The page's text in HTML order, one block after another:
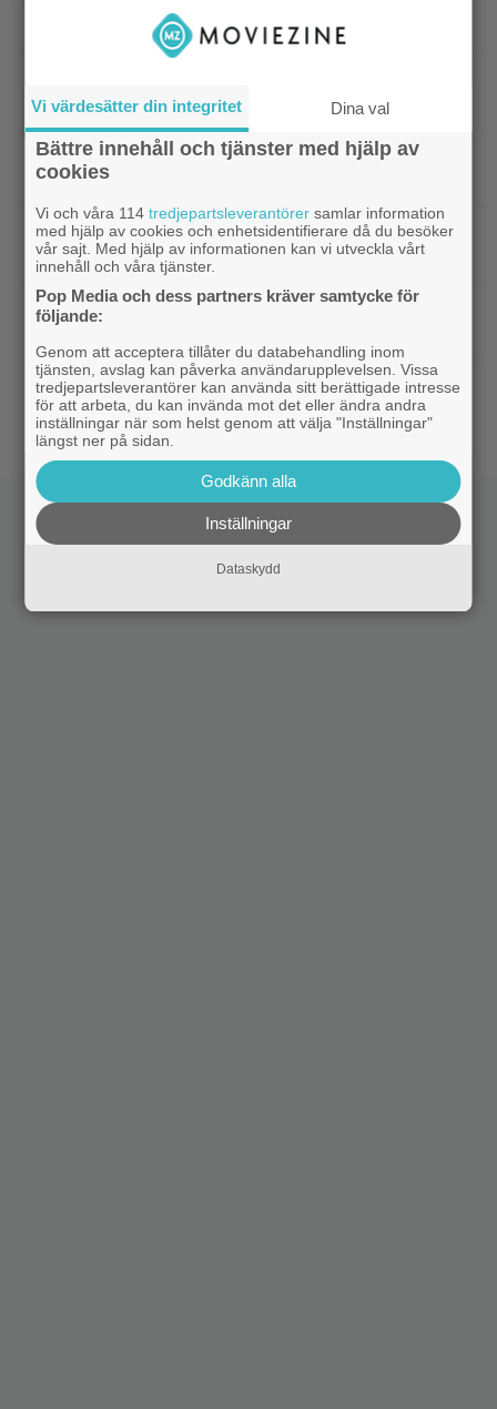
Bergqvists mest sågade film
TV-tips|Ikväll på tv: Storslaget fantasy-äventyr
från 2015 blev en dyr flopp
TV-spel| EA tillhör Saudiarabien och Jared
Kushner nu – ”blodbad” väntar
Bioaktuellt
Biopremiär för Jackie Chans nya
Skräck|Filmpostern var för läskig – Warner Bros
får skäll
Vi värdesätter din integritet Dina val
Bättre innehåll och tjänster med hjälp av
cookies
Vi och våra 114tredjepartsleverantörer samlar information
med hjälp av cookies och enhetsidentifierare då du besöker
vår sajt. Med hjälp av informationen kan vi utveckla vårt
innehåll och våra tjänster.
Pop Media och dess partners kräver samtycke för
följande:
Genom att acceptera tillåter du databehandling inom
tjänsten, avslag kan påverka användarupplevelsen. Vissa
tredjepartsleverantörer kan använda sitt berättigade intresse
för att arbeta, du kan invända mot det eller ändra andra
inställningar när som helst genom att välja "Inställningar"
längst ner på sidan.
Godkänn alla
Inställningar
Dataskydd